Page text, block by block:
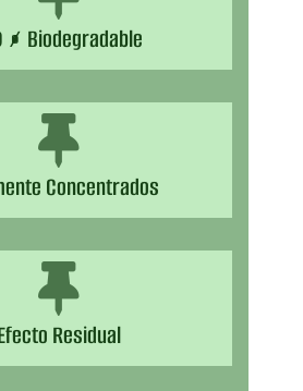
% Biodegradable
Concentrados
Residual